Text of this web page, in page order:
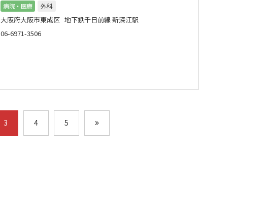
病院・医療
外科
大阪府大阪市東成区 地下鉄千日前線 新深江駅
06-6971-3506
3 4 5